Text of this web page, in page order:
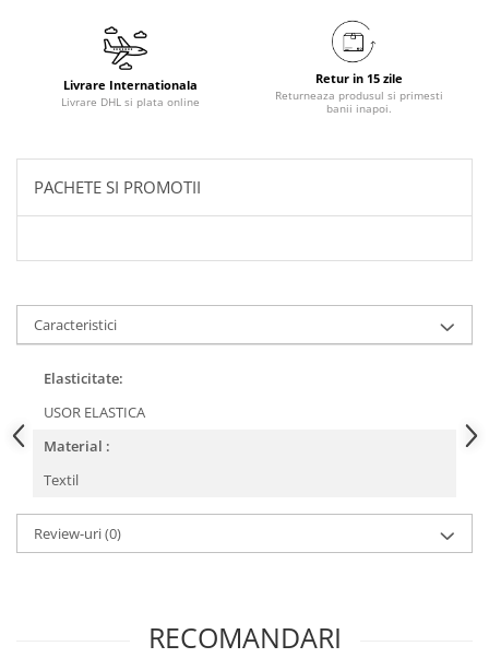
Livrare Internationala
Livrare DHL si plata online
Retur in 15 zile
Returneaza produsul si primesti
banii inapoi.
PACHETE SI PROMOTII
Caracteristici
Elasticitate:
USOR ELASTICA
Material :
Textil
Review-uri(0)
RECOMANDARI